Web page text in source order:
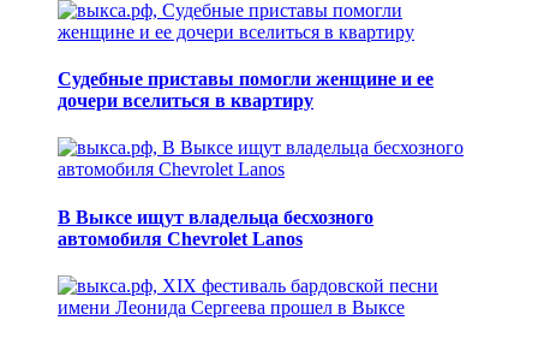
Судебные приставы помогли женщине и ее
дочери вселиться в квартиру
В Выксе ищут владельца бесхозного
автомобиля Chevrolet Lanos